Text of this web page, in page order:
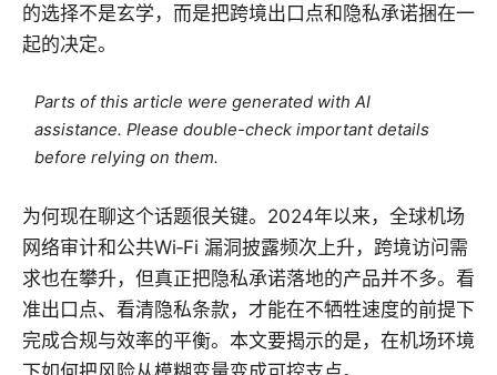
的选择不是玄学，而是把跨境出口点和隐私承诺捆在一
起的决定。
Parts of this article were generated with AI
assistance. Please double-check important details
before relying on them.
为何现在聊这个话题很关键。2024年以来，全球机场
网络审计和公共Wi‑Fi 漏洞披露频次上升，跨境访问需
求也在攀升，但真正把隐私承诺落地的产品并不多。看
准出口点、看清隐私条款，才能在不牺牲速度的前提下
完成合规与效率的平衡。本文要揭示的是，在机场环境